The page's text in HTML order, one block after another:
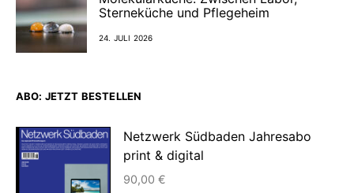
Sterneküche und Pflegeheim
24. JULI 2026
ABO: JETZT BESTELLEN
Netzwerk Südbaden Jahresabo
print & digital
90,00 €